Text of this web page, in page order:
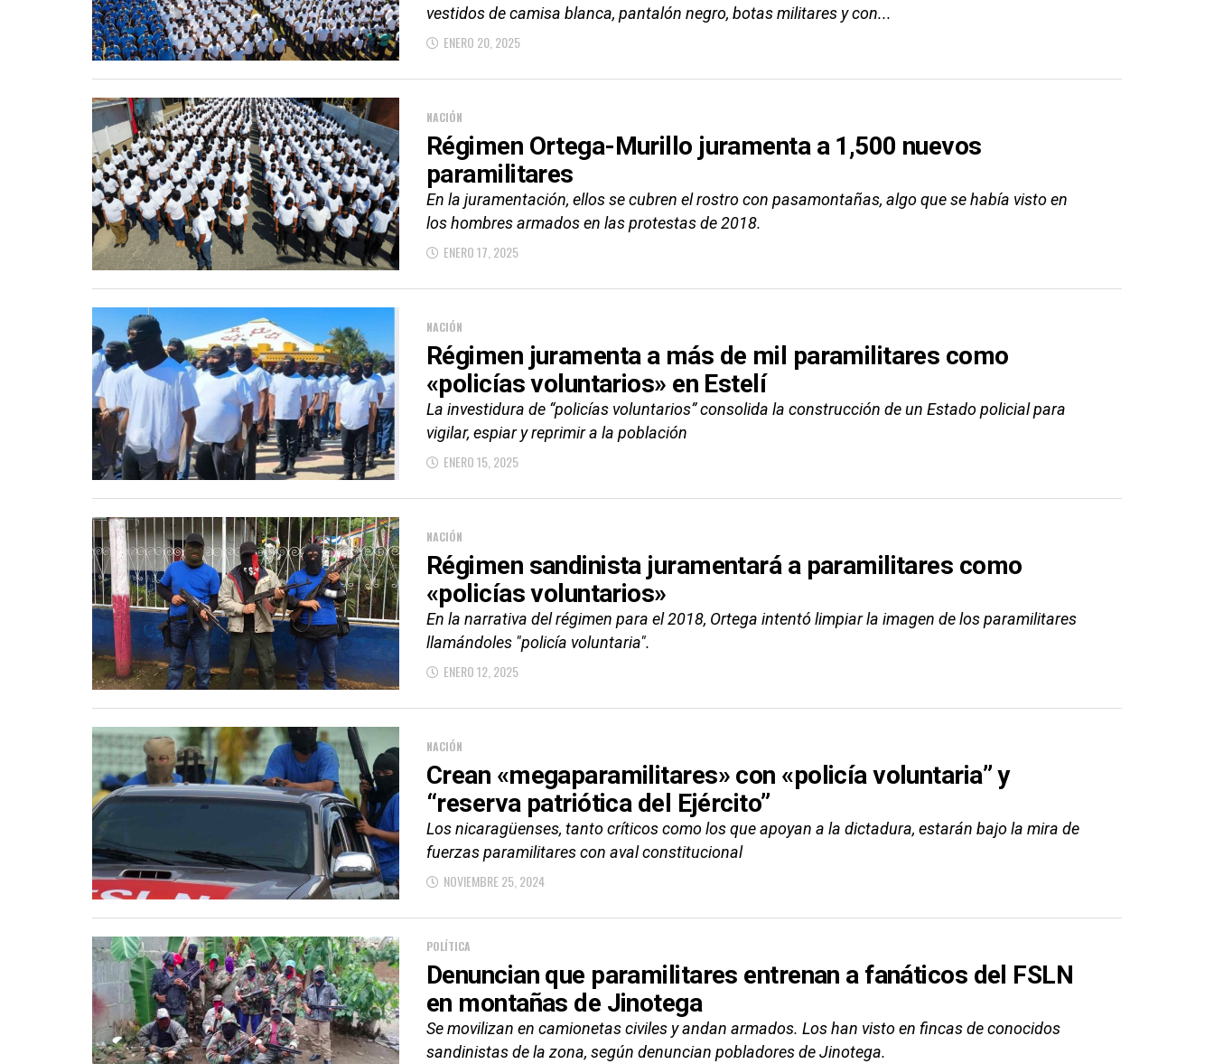
vestidos de camisa blanca, pantalón negro, botas militares y con...
ENERO 20, 2025
NACIÓN
Régimen Ortega-Murillo juramenta a 1,500 nuevos
paramilitares
En la juramentación, ellos se cubren el rostro con pasamontañas, algo que se había visto en
los hombres armados en las protestas de 2018.
ENERO 17, 2025
NACIÓN
Régimen juramenta a más de mil paramilitares como
«policías voluntarios» en Estelí
La investidura de “policías voluntarios” consolida la construcción de un Estado policial para
vigilar, espiar y reprimir a la población
ENERO 15, 2025
NACIÓN
Régimen sandinista juramentará a paramilitares como
«policías voluntarios»
En la narrativa del régimen para el 2018, Ortega intentó limpiar la imagen de los paramilitares
llamándoles "policía voluntaria".
ENERO 12, 2025
NACIÓN
Crean «megaparamilitares» con «policía voluntaria” y
“reserva patriótica del Ejército”
Los nicaragüenses, tanto críticos como los que apoyan a la dictadura, estarán bajo la mira de
fuerzas paramilitares con aval constitucional
NOVIEMBRE 25, 2024
POLÍTICA
Denuncian que paramilitares entrenan a fanáticos del FSLN
en montañas de Jinotega
Se movilizan en camionetas civiles y andan armados. Los han visto en fincas de conocidos
sandinistas de la zona, según denuncian pobladores de Jinotega.